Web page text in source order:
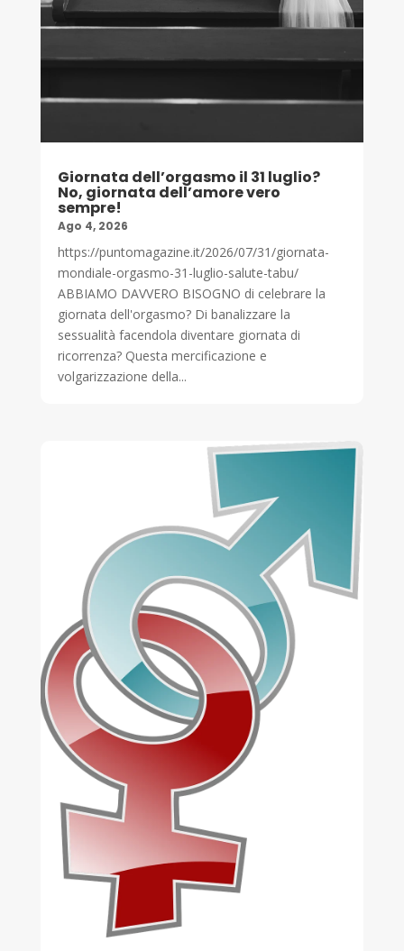
Giornata dell’orgasmo il 31 luglio?
No, giornata dell’amore vero
sempre!
Ago 4, 2026
https://puntomagazine.it/2026/07/31/giornata-
mondiale-orgasmo-31-luglio-salute-tabu/
ABBIAMO DAVVERO BISOGNO di celebrare la
giornata dell'orgasmo? Di banalizzare la
sessualità facendola diventare giornata di
ricorrenza? Questa mercificazione e
volgarizzazione della...